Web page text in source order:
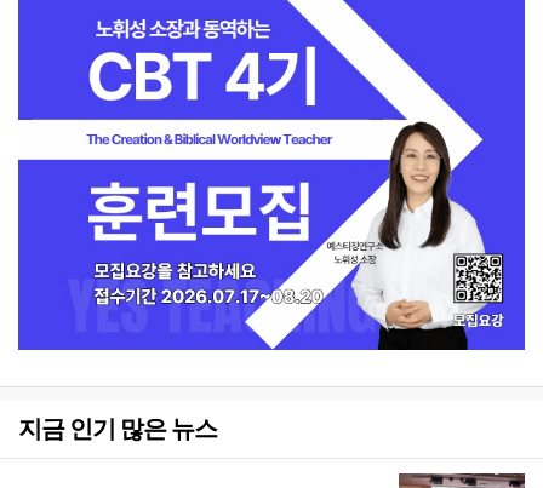
지금 인기 많은 뉴스